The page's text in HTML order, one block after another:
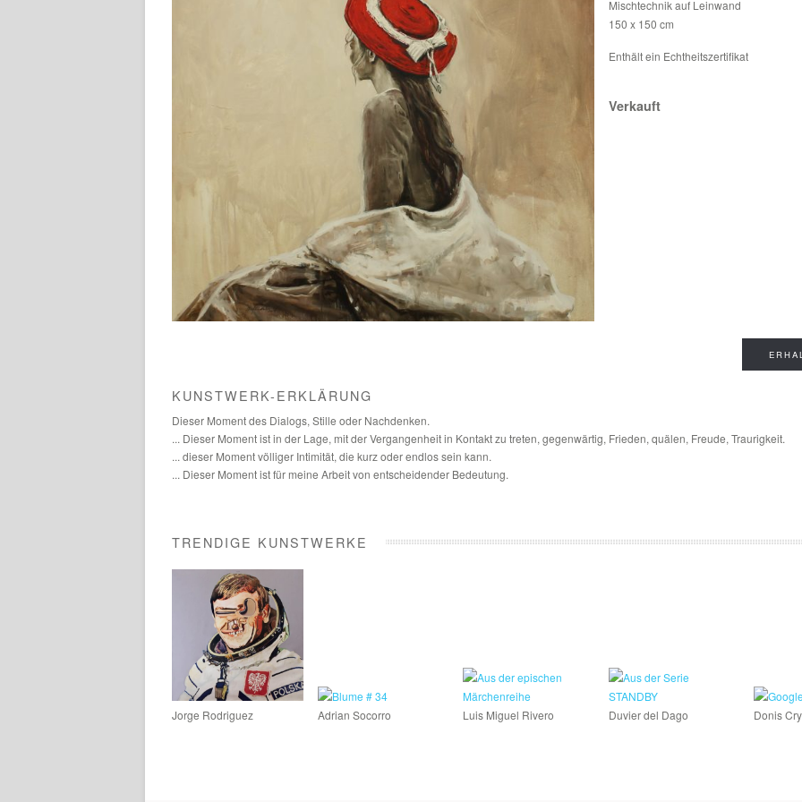
Mischtechnik auf Leinwand
150 x 150 cm
Enthält ein Echtheitszertifikat
Verkauft
KUNSTWERK-ERKLÄRUNG
Dieser Moment des Dialogs, Stille oder Nachdenken.
... Dieser Moment ist in der Lage, mit der Vergangenheit in Kontakt zu treten, gegenwärtig, Frieden, quälen, Freude, Traurigkeit.
... dieser Moment völliger Intimität, die kurz oder endlos sein kann.
... Dieser Moment ist für meine Arbeit von entscheidender Bedeutung.
TRENDIGE KUNSTWERKE
Jorge Rodriguez Adrian Socorro Luis Miguel Rivero Duvier del Dago Donis Cry